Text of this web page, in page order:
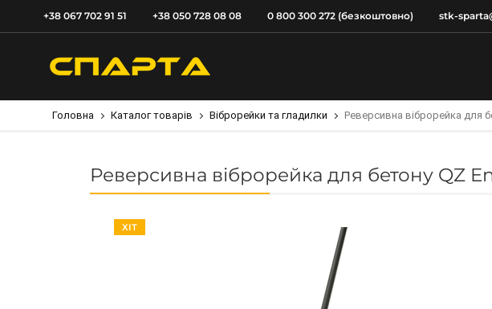
+38 067 702 91 51 +38 050 728 08 08 0 800 300 272 (безкоштовно) stk-
Головна Каталог товарів Віброрейки та гладилки Реверсивна віброрейка для
Реверсивна віброрейка для бетону QZ
ХІТ